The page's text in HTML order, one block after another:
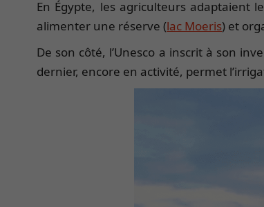
En Égypte, les agriculteurs adaptaient
alimenter une réserve (lac Moeris) et
De son côté, l’Unesco a inscrit à son
dernier, encore en activité, permet